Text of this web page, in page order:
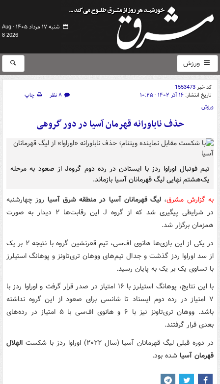
شنبه ۱۷ مرداد ۱۴۰۵ -
Aug
8 2026
ورزش
کد خبر1553473
تاریخ انتشار: ۱۶ آذر ۱۴۰۲ - ۱۰:۲۵ ۸ نظر
چاپ
ورزش
حذف ناباورانه قهرمان آسیا در دور گروهی
تیم فوتبال اوراوا ردز با ایستادن در رده دوم گروهJ از صعود به مرحله
یک‌هشتم نهایی لیگ قهرمانان آسیا بازماند.
به گزارش مشرق، لیگ قهرمانان آسیا در منطقه شرق آسیا روز چهارشنبه
در شرایطی پیگیری شد که از گروه J این رقابت‌ها ۲ دیدار به صورت
همزمان برگزار شد.
در یکی از این بازی‌ها هانوی اف‌سی، تیم قعرنشین گروه با نتیجه ۲ بر یک
از سد اوراوا ردز گذشت و جدال تیم‌های ووهان تری‌تاونز و پوهانگ استیلرز
با تساوی یک بر یک به پایان رسید.
با این نتایج، پوهانگ استیلرز با ۱۶ امتیاز در صدر قرار گرفت و اوراوا ردز با
۷ امتیاز در رده دوم ایستاد تا شانسی برای صعود از این گروه نداشته
باشد. ووهان تری‌تاونز نیز با ۶ و هانوی اف‌سی با ۵ امتیاز در رده‌های
بعدی قرار گرفتند.
در دوره قبلی لیگ قهرمانان آسیا (سال ۲۰۲۲) اوراوا ردز با شکست
الهلال
قهرمان آسیا شده بود.